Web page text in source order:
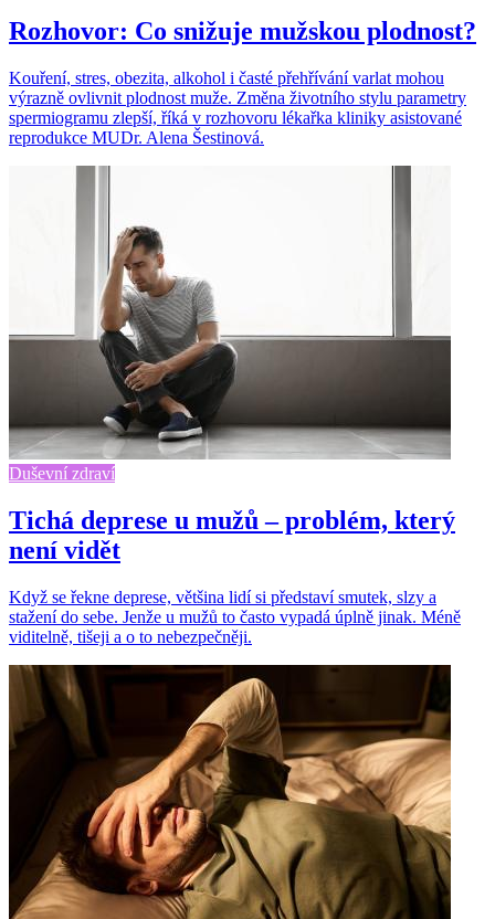
Rozhovor: Co snižuje mužskou plodnost?
Kouření, stres, obezita, alkohol i časté přehřívání varlat mohou
výrazně ovlivnit plodnost muže. Změna životního stylu parametry
spermiogramu zlepší, říká v rozhovoru lékařka kliniky asistované
reprodukce MUDr. Alena Šestinová.
Duševní zdraví
Tichá deprese u mužů – problém, který
není vidět
Když se řekne deprese, většina lidí si představí smutek, slzy a
stažení do sebe. Jenže u mužů to často vypadá úplně jinak. Méně
viditelně, tišeji a o to nebezpečněji.